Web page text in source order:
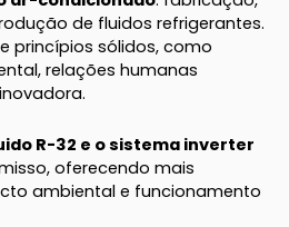
de fluidos refrigerantes.
princípios sólidos, como
relações humanas
R-32 e o sistema inverter
oferecendo mais
ambiental e funcionamento